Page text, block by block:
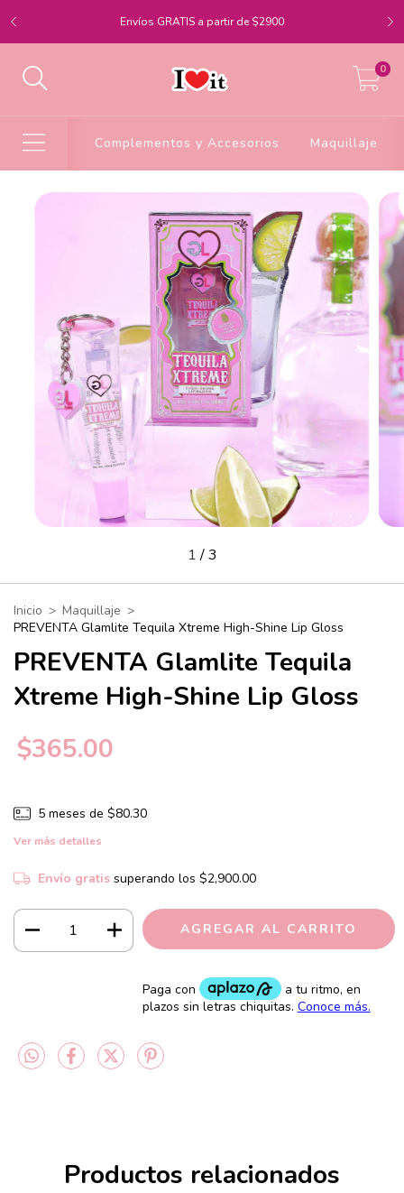
Envíos GRATIS a partir de $2900
0
Complementos y Accesorios Maquillaje
1/3
Inicio > Maquillaje >
PREVENTA Glamlite Tequila Xtreme High-Shine Lip Gloss
PREVENTA Glamlite Tequila
Xtreme High-Shine Lip Gloss
$365.00
5 meses de $80.30
Ver más detalles
Envío gratis superando los $2,900.00
Productos relacionados